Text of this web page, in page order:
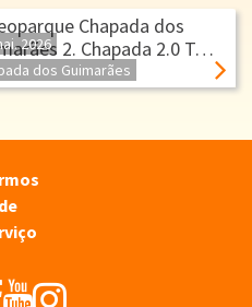
Chapada dos
2. Chapada 2.0 T…
2026
dos Guimarães
de